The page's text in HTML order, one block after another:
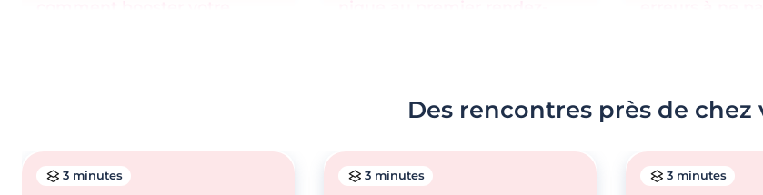
Des rencontres près de chez
3 minutes 3 minutes 3 minutes